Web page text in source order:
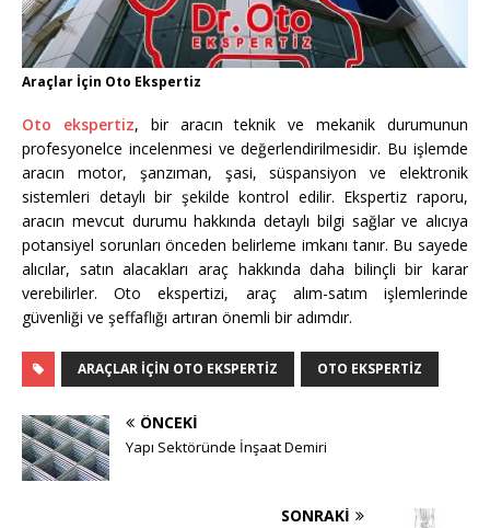
Araçlar İçin Oto Ekspertiz
Oto ekspertiz, bir aracın teknik ve mekanik durumunun
profesyonelce incelenmesi ve değerlendirilmesidir. Bu işlemde
aracın motor, şanzıman, şasi, süspansiyon ve elektronik
sistemleri detaylı bir şekilde kontrol edilir. Ekspertiz raporu,
aracın mevcut durumu hakkında detaylı bilgi sağlar ve alıcıya
potansiyel sorunları önceden belirleme imkanı tanır. Bu sayede
alıcılar, satın alacakları araç hakkında daha bilinçli bir karar
verebilirler. Oto ekspertizi, araç alım-satım işlemlerinde
güvenliği ve şeffaflığı artıran önemli bir adımdır.
ARAÇLAR İÇIN OTO EKSPERTIZ OTO EKSPERTIZ
ÖNCEKI
Yapı Sektöründe İnşaat Demiri
SONRAKI